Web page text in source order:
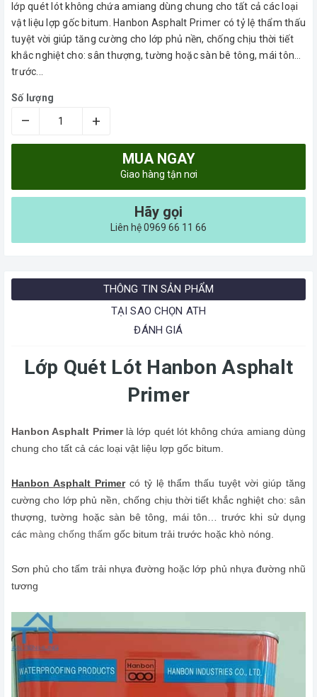
lớp quét lót không chứa amiang dùng chung cho tất cả các loại
vật liệu lợp gốc bitum. Hanbon Asphalt Primer có tỷ lệ thẩm thấu
tuyệt vời giúp tăng cường cho lớp phủ nền, chống chịu thời tiết
khắc nghiệt cho: sân thượng, tường hoặc sàn bê tông, mái tôn…
trước...
Số lượng
– +
MUA NGAY
Giao hàng tận nơi
Hãy gọi
Liên hệ 0969 66 11 66
THÔNG TIN SẢN PHẨM
TẠI SAO CHỌN ATH
ĐÁNH GIÁ
Lớp Quét Lót Hanbon Asphalt
Primer
Hanbon Asphalt Primerlà lớp quét lót không chứa amiang dùng
chung cho tất cả các loại vật liệu lợp gốc bitum.
Hanbon Asphalt Primercó tỷ lệ thẩm thấu tuyệt vời giúp tăng
cường cho lớp phủ nền, chống chịu thời tiết khắc nghiệt cho: sân
thượng, tường hoặc sàn bê tông, mái tôn… trước khi sử dụng
các màng chống thấm gốc bitum trải trước hoặc khò nóng.
Sơn phủ cho tấm trải nhựa đường hoặc lớp phủ nhựa đường nhũ
tương